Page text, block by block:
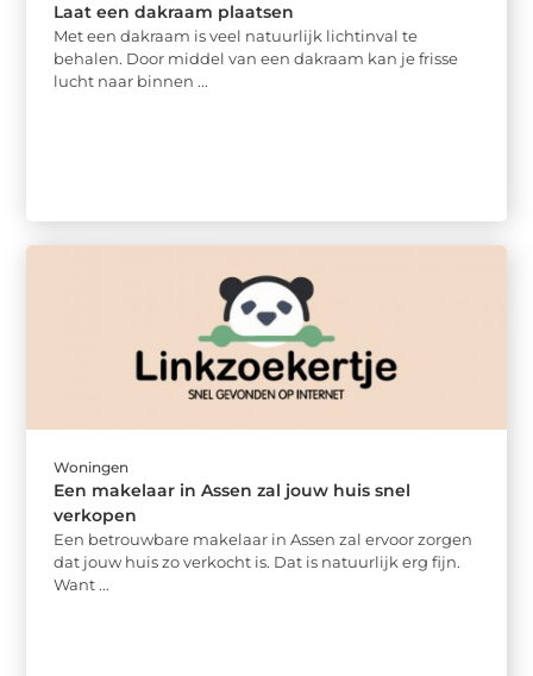
Laat een dakraam plaatsen
Met een dakraam is veel natuurlijk lichtinval te
behalen. Door middel van een dakraam kan je frisse
lucht naar binnen ...
Woningen
Een makelaar in Assen zal jouw huis snel
verkopen
Een betrouwbare makelaar in Assen zal ervoor zorgen
dat jouw huis zo verkocht is. Dat is natuurlijk erg fijn.
Want ...